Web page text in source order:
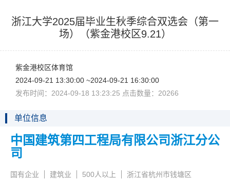
浙江大学2025届毕业生秋季综合双选会（第一
场）（紫金港校区9.21）
紫金港校区体育馆
2024-09-2113:30:00~2024-09-2116:30:00
发布时间：2024-09-1813:23:25点击数量：20266
单位信息
中国建筑第四工程局有限公司浙江分公
司
国有企业 建筑业 500人以上 浙江省杭州市钱塘区